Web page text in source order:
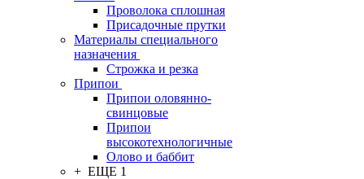
Проволока сплошная
Присадочные прутки
Материалы специального
назначения
Строжка и резка
Припои
Припои оловянно-
свинцовые
Припои
высокотехнологичные
Олово и баббит
+ ЕЩЕ 1